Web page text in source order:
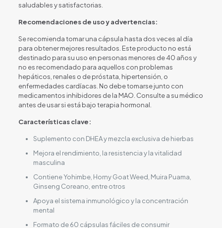
saludables y satisfactorias.
Recomendaciones de uso y advertencias:
Se recomienda tomar una cápsula hasta dos veces al día
para obtener mejores resultados. Este producto no está
destinado para su uso en personas menores de 40 años y
no es recomendado para aquellos con problemas
hepáticos, renales o de próstata, hipertensión, o
enfermedades cardíacas. No debe tomarse junto con
medicamentos inhibidores de la MAO. Consulte a su médico
antes de usar si está bajo terapia hormonal.
Características clave:
Suplemento con DHEA y mezcla exclusiva de hierbas
Mejora el rendimiento, la resistencia y la vitalidad
masculina
Contiene Yohimbe, Horny Goat Weed, Muira Puama,
Ginseng Coreano, entre otros
Apoya el sistema inmunológico y la concentración
mental
Formato de 60 cápsulas fáciles de consumir